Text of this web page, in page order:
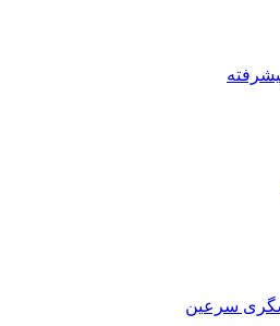
سرعین